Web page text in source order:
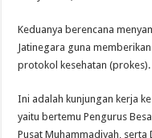
Keduanya berencana
Jatinegara guna
protokol kesehatan (prokes).
Ini adalah kunjungan kerja
yaitu bertemu Pengurus
Pusat Muhammadiyah, serta